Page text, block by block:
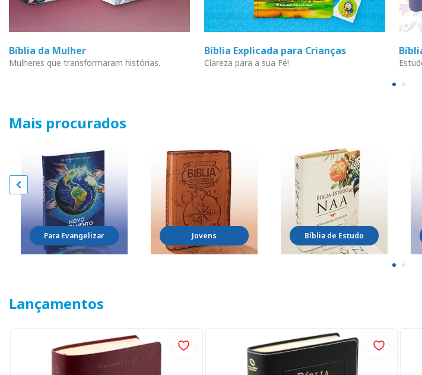
Bíblia da Mulher
Mulheres que transformaram histórias.
Bíblia Explicada para Crianças
Clareza para a sua Fé!
Mais procurados
Para Evangelizar Jovens Bíblia de Estudo
Lançamentos